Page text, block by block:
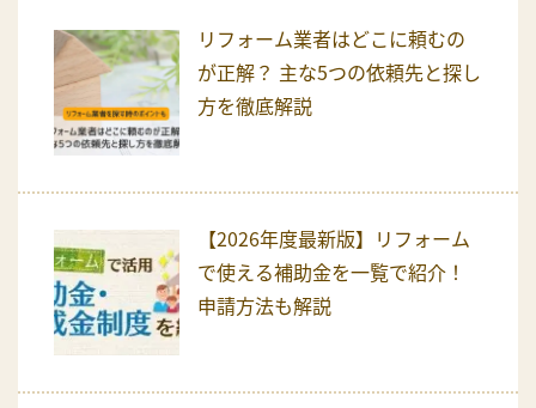
リフォーム業者はどこに頼むの
が正解？ 主な5つの依頼先と探し
方を徹底解説
【2026年度最新版】リフォーム
で使える補助金を一覧で紹介！
申請方法も解説